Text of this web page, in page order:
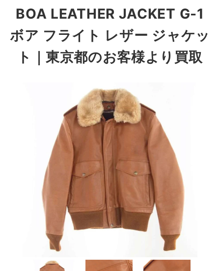
BOA LEATHER JACKET G-1
ボア フライト レザー ジャケッ
ト
｜東京都のお客様より買取